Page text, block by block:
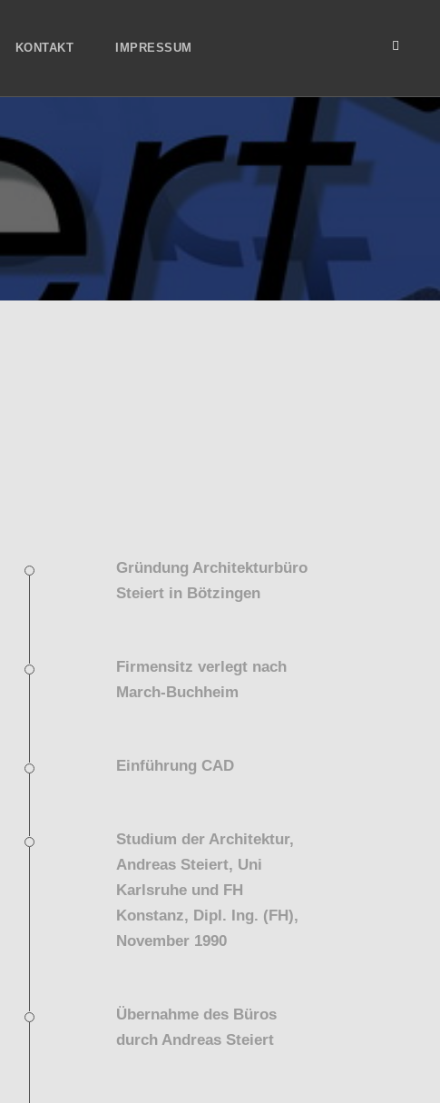
KONTAKT IMPRESSUM
Gründung Architekturbüro
Steiert in Bötzingen
Firmensitz verlegt nach
March-Buchheim
Einführung CAD
Studium der Architektur,
Andreas Steiert, Uni
Karlsruhe und FH
Konstanz, Dipl. Ing. (FH),
November 1990
Übernahme des Büros
durch Andreas Steiert